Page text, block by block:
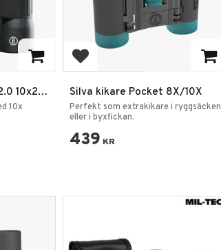
10x25
10x
Add to favorites
Silva kikare Pocket 8X/10X
Perfekt som extrakikare i ryggsäcken
eller i byxfickan.
439 KR